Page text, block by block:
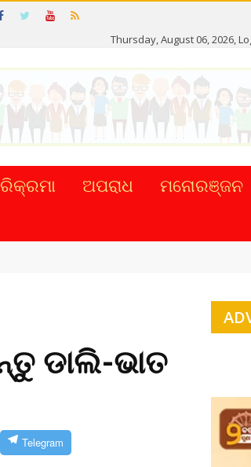
Thursday, August 06, 2026,
ଅପରାଧ ମନୋରଞ୍ଜନ
ଡାଲି-ଭାତ
Telegram